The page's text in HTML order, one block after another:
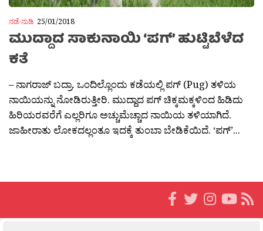
ನಡೆ-ನುಡಿ 25/01/2018
ಮುದ್ದಾದ ಸಾಕುನಾಯಿ ‘ಪಗ್’ ಹುಟ್ಟಿಬೆಳೆದ
ಕತೆ
– ನಾಗರಾಜ್ ಬದ್ರಾ. ಒಂದಿಲ್ಲೊಂದು ಕಡೆಯಲ್ಲಿ ಪಗ್ (Pug) ತಳಿಯ
ನಾಯಿಯನ್ನು ನೋಡಿರುತ್ತೀರಿ. ಮುದ್ದಾದ ಪಗ್ ಚಿಕ್ಕಮಕ್ಕಳಿಂದ ಹಿಡಿದು
ಹಿರಿಯರವರೆಗೆ ಎಲ್ಲರಿಗೂ ಅಚ್ಚುಮೆಚ್ಚಾದ ನಾಯಿಯ ತಳಿಯಾಗಿದೆ.
ಜಾಹೀರಾತು ಲೋಕದಲ್ಲಂತೂ ಇದಕ್ಕೆ ತುಂಬಾ ಬೇಡಿಕೆಯಿದೆ. ‘ಪಗ್’...